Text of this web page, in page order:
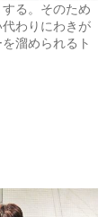
る。そのため
わりにわきが
溜められるト